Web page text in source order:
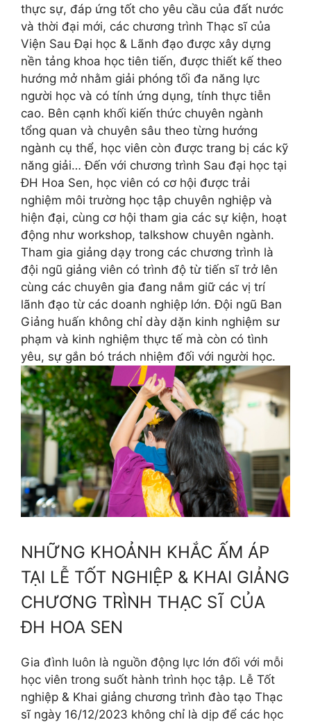
thực sự, đáp ứng tốt cho yêu cầu của đất nước
và thời đại mới, các chương trình Thạc sĩ của
Viện Sau Đại học & Lãnh đạo được xây dựng
nền tảng khoa học tiên tiến, được thiết kế theo
hướng mở nhằm giải phóng tối đa năng lực
người học và có tính ứng dụng, tính thực tiễn
cao. Bên cạnh khối kiến thức chuyên ngành
tổng quan và chuyên sâu theo từng hướng
ngành cụ thể, học viên còn được trang bị các kỹ
năng giải… Đến với chương trình Sau đại học tại
ĐH Hoa Sen, học viên có cơ hội được trải
nghiệm môi trường học tập chuyên nghiệp và
hiện đại, cùng cơ hội tham gia các sự kiện, hoạt
động như workshop, talkshow chuyên ngành.
Tham gia giảng dạy trong các chương trình là
đội ngũ giảng viên có trình độ từ tiến sĩ trở lên
cùng các chuyên gia đang nắm giữ các vị trí
lãnh đạo từ các doanh nghiệp lớn. Đội ngũ Ban
Giảng huấn không chỉ dày dặn kinh nghiệm sư
phạm và kinh nghiệm thực tế mà còn có tình
yêu, sự gắn bó trách nhiệm đối với người học.
NHỮNG KHOẢNH KHẮC ẤM ÁP
TẠI LỄ TỐT NGHIỆP & KHAI GIẢNG
CHƯƠNG TRÌNH THẠC SĨ CỦA
ĐH HOA SEN
Gia đình luôn là nguồn động lực lớn đối với mỗi
học viên trong suốt hành trình học tập. Lễ Tốt
nghiệp & Khai giảng chương trình đào tạo Thạc
sĩ ngày 16/12/2023 không chỉ là dịp để các học